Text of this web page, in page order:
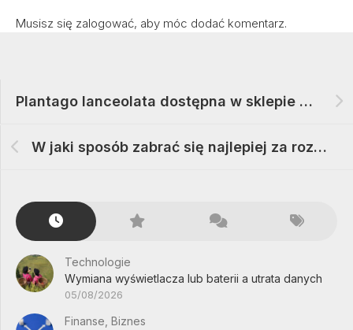
Musisz się zalogować, aby móc dodać komentarz.
Plantago lanceolata dostępna w sklepie Zwierzęcy Paśnik
W jaki sposób zabrać się najlepiej za rozwój obecności w sieci
Technologie
Wymiana wyświetlacza lub baterii a utrata danych
05/08/2026
Finanse, Biznes